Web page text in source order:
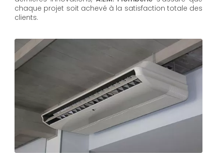
chaque projet soit achevé à la satisfaction totale des
clients.